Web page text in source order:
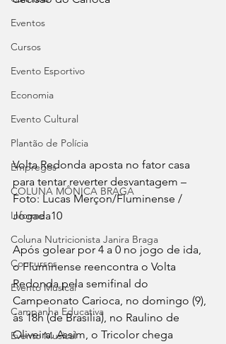
Eventos
Cursos
Evento Esportivo
Economia
Evento Cultural
Plantão de Polícia
Empregos
COLUNA MÔNICA BRAGA
Informe
Coluna Nutricionista Janira Braga
Concursos
Evento Musical
Campanha Educativa
Evento Musical
Volta Redonda aposta no fator casa
para tentar reverter desvantagem –
Foto: Lucas Merçon/Fluminense /
Jogada10
Após golear por 4 a 0 no jogo de ida,
o Fluminense reencontra o Volta
Redonda pela semifinal do
Campeonato Carioca, no domingo (9),
às 18h (de Brasília), no Raulino de
Oliveira. Assim, o Tricolor chega